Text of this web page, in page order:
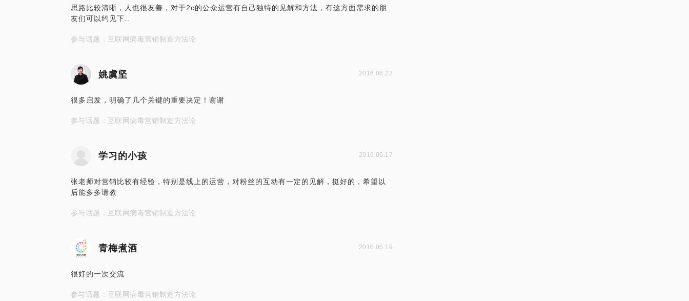
思路比较清晰，人也很友善，对于2c的公众运营有自己独特的见解和方法，有这方面需求的朋
友们可以约见下..
参与话题：互联网病毒营销制造方法论
姚虞坚 2016.06.23
很多启发，明确了几个关键的重要决定！谢谢
参与话题：互联网病毒营销制造方法论
学习的小孩 2016.06.17
张老师对营销比较有经验，特别是线上的运营，对粉丝的互动有一定的见解，挺好的，希望以
后能多多请教
参与话题：互联网病毒营销制造方法论
青梅煮酒 2016.05.19
很好的一次交流
参与话题：互联网病毒营销制造方法论